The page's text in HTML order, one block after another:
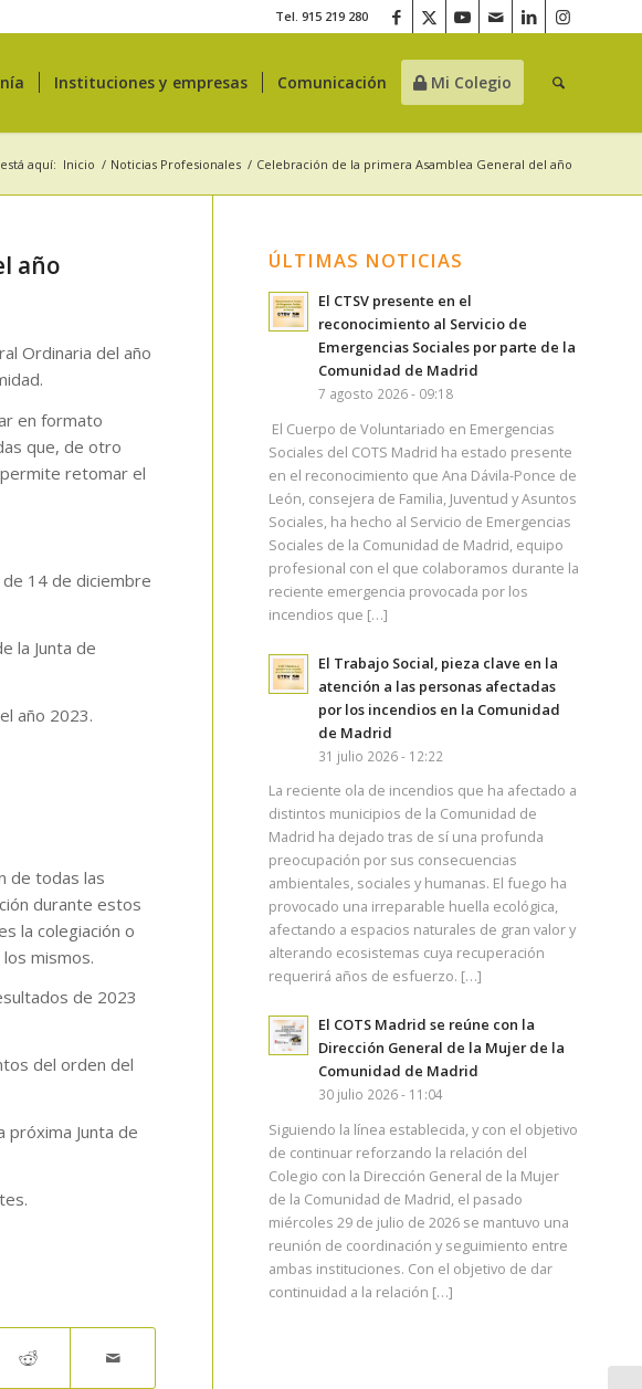
Tel. 915 219 280
Instituciones y empresas Comunicación Mi Colegio
aquí: Inicio / Noticias Profesionales / Celebración de la primera Asamblea General del año
año
Ordinaria del año
en formato
que, de otro
retomar el
14 de diciembre
la Junta de
año 2023.
de todas las
durante estos
la colegiación o
mismos.
de 2023
del orden del
próxima Junta de
ÚLTIMAS NOTICIAS
El CTSV presente en el
reconocimiento al Servicio de
Emergencias Sociales por parte de la
Comunidad de Madrid
7 agosto 2026 - 09:18
El Cuerpo de Voluntariado en Emergencias
Sociales del COTS Madrid ha estado presente
en el reconocimiento que Ana Dávila-Ponce de
León, consejera de Familia, Juventud y Asuntos
Sociales, ha hecho al Servicio de Emergencias
Sociales de la Comunidad de Madrid, equipo
profesional con el que colaboramos durante la
reciente emergencia provocada por los
incendios que […]
El Trabajo Social, pieza clave en la
atención a las personas afectadas
por los incendios en la Comunidad
de Madrid
31 julio 2026 - 12:22
La reciente ola de incendios que ha afectado a
distintos municipios de la Comunidad de
Madrid ha dejado tras de sí una profunda
preocupación por sus consecuencias
ambientales, sociales y humanas. El fuego ha
provocado una irreparable huella ecológica,
afectando a espacios naturales de gran valor y
alterando ecosistemas cuya recuperación
requerirá años de esfuerzo. […]
El COTS Madrid se reúne con la
Dirección General de la Mujer de la
Comunidad de Madrid
30 julio 2026 - 11:04
Siguiendo la línea establecida, y con el objetivo
de continuar reforzando la relación del
Colegio con la Dirección General de la Mujer
de la Comunidad de Madrid, el pasado
miércoles 29 de julio de 2026 se mantuvo una
reunión de coordinación y seguimiento entre
ambas instituciones. Con el objetivo de dar
continuidad a la relación […]